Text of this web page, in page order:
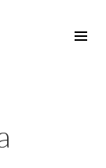
in Legno